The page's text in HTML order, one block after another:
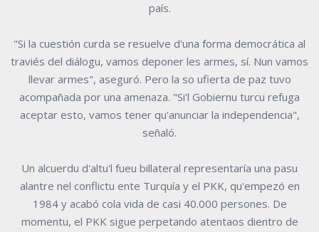
país.
"Si la cuestión curda se resuelve d'una forma democrática al
traviés del diálogu, vamos deponer les armes, sí. Nun vamos
llevar armes", aseguró. Pero la so ufierta de paz tuvo
acompañada por una amenaza. "Si'l Gobiernu turcu refuga
aceptar esto, vamos tener qu'anunciar la independencia",
señaló.
Un alcuerdu d'altu'l fueu billateral representaría una pasu
alantre nel conflictu ente Turquía y el PKK, qu'empezó en
1984 y acabó cola vida de casi 40.000 persones. De
momentu, el PKK sigue perpetando atentaos dientro de